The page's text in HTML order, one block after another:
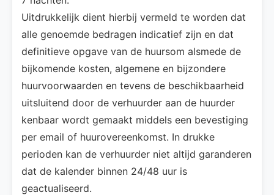
Uitdrukkelijk dient hierbij vermeld te worden dat
alle genoemde bedragen indicatief zijn en dat
definitieve opgave van de huursom alsmede de
bijkomende kosten, algemene en bijzondere
huurvoorwaarden en tevens de beschikbaarheid
uitsluitend door de verhuurder aan de huurder
kenbaar wordt gemaakt middels een bevestiging
per email of huurovereenkomst. In drukke
perioden kan de verhuurder niet altijd garanderen
dat de kalender binnen 24/48 uur is
geactualiseerd.